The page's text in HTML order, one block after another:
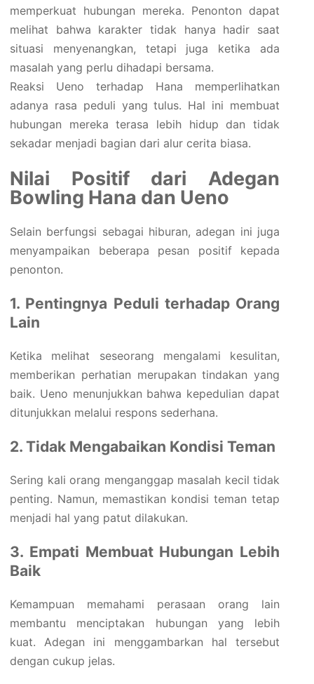
memperkuat hubungan mereka. Penonton dapat
melihat bahwa karakter tidak hanya hadir saat
situasi menyenangkan, tetapi juga ketika ada
masalah yang perlu dihadapi bersama.
Reaksi Ueno terhadap Hana memperlihatkan
adanya rasa peduli yang tulus. Hal ini membuat
hubungan mereka terasa lebih hidup dan tidak
sekadar menjadi bagian dari alur cerita biasa.
Nilai Positif dari Adegan
Bowling Hana dan Ueno
Selain berfungsi sebagai hiburan, adegan ini juga
menyampaikan beberapa pesan positif kepada
penonton.
1. Pentingnya Peduli terhadap Orang
Lain
Ketika melihat seseorang mengalami kesulitan,
memberikan perhatian merupakan tindakan yang
baik. Ueno menunjukkan bahwa kepedulian dapat
ditunjukkan melalui respons sederhana.
2. Tidak Mengabaikan Kondisi Teman
Sering kali orang menganggap masalah kecil tidak
penting. Namun, memastikan kondisi teman tetap
menjadi hal yang patut dilakukan.
3. Empati Membuat Hubungan Lebih
Baik
Kemampuan memahami perasaan orang lain
membantu menciptakan hubungan yang lebih
kuat. Adegan ini menggambarkan hal tersebut
dengan cukup jelas.